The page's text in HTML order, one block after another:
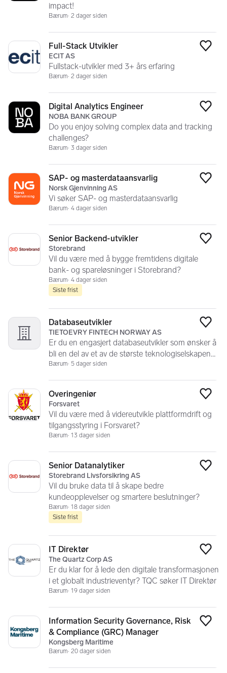
impact!
Bærum 2 dager siden
Full-Stack Utvikler
ECIT AS
Fullstack-utvikler med 3+ års erfaring
Bærum 2 dager siden
Digital Analytics Engineer
NOBA BANK GROUP
Do you enjoy solving complex data and tracking
challenges?
Bærum 3 dager siden
SAP- og masterdataansvarlig
Norsk Gjenvinning AS
Vi søker SAP- og masterdataansvarlig
Bærum 4 dager siden
Senior Backend-utvikler
Storebrand
Vil du være med å bygge fremtidens digitale
bank- og spareløsninger i Storebrand?
Bærum 4 dager siden
Siste frist
Databaseutvikler
TIETOEVRY FINTECH NORWAY AS
Er du en engasjert databaseutvikler som ønsker å
bli en del av et av de største teknologiselskapene i
Norden?
Bærum 5 dager siden
Overingeniør
Forsvaret
Vil du være med å videreutvikle plattformdrift og
tilgangsstyring i Forsvaret?
Bærum 13 dager siden
Senior Datanalytiker
Storebrand Livsforsikring AS
Vil du bruke data til å skape bedre
kundeopplevelser og smartere beslutninger?
Bærum 18 dager siden
Siste frist
IT Direktør
The Quartz Corp AS
Er du klar for å lede den digitale transformasjonen
i et globalt industrieventyr? TQC søker IT Direktør
Bærum 19 dager siden
Information Security Governance, Risk
& Compliance (GRC) Manager
Kongsberg Maritime
Bærum 20 dager siden